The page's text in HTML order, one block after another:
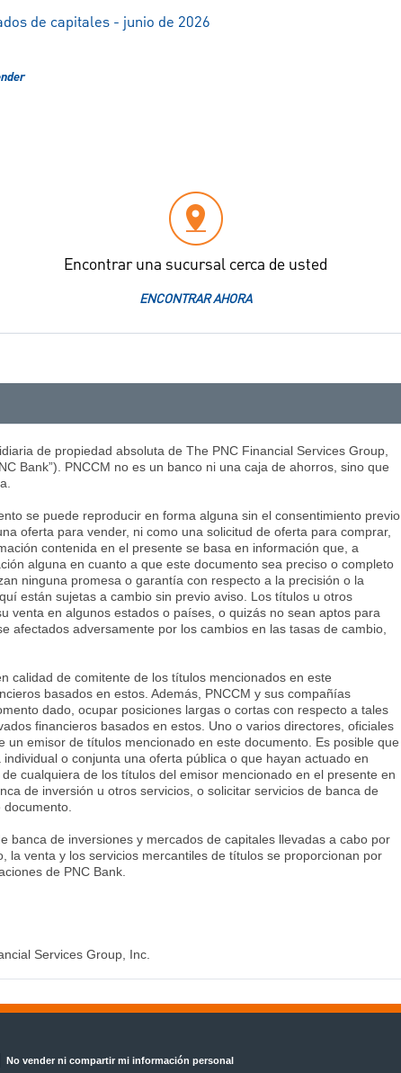
de capitales - junio de 2026
Encontrar una sucursal cerca de usted
ENCONTRAR AHORA
de propiedad absoluta de The PNC Financial Services Group,
Bank”). PNCCM no es un banco ni una caja de ahorros, sino que
se puede reproducir en forma alguna sin el consentimiento previo
oferta para vender, ni como una solicitud de oferta para comprar,
contenida en el presente se basa en información que, a
alguna en cuanto a que este documento sea preciso o completo
ninguna promesa o garantía con respecto a la precisión o la
están sujetas a cambio sin previo aviso. Los títulos u otros
venta en algunos estados o países, o quizás no sean aptos para
afectados adversamente por los cambios en las tasas de cambio,
calidad de comitente de los títulos mencionados en este
basados en estos. Además, PNCCM y sus compañías
dado, ocupar posiciones largas o cortas con respecto a tales
financieros basados en estos. Uno o varios directores, oficiales
emisor de títulos mencionado en este documento. Es posible que
o conjunta una oferta pública o que hayan actuado en
cualquiera de los títulos del emisor mencionado en el presente en
de inversión u otros servicios, o solicitar servicios de banca de
banca de inversiones y mercados de capitales llevadas a cabo por
la venta y los servicios mercantiles de títulos se proporcionan por
de PNC Bank.
Services Group, Inc.
No vender ni compartir mi información personal